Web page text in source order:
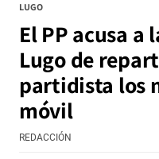
LUGO
El PP acusa a
Lugo de
partidista los
móvil
REDACCIÓN